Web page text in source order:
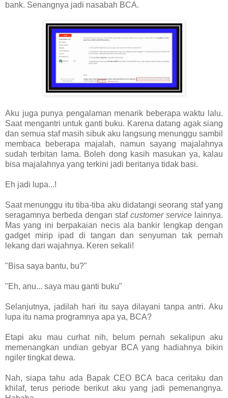
bank. Senangnya jadi nasabah BCA.
Aku juga punya pengalaman menarik beberapa waktu lalu.
Saat mengantri untuk ganti buku. Karena datang agak siang
dan semua staf masih sibuk aku langsung menunggu sambil
membaca beberapa majalah, namun sayang majalahnya
sudah terbitan lama. Boleh dong kasih masukan ya, kalau
bisa majalahnya yang terkini jadi beritanya tidak basi.
Eh jadi lupa...!
Saat menunggu itu tiba-tiba aku didatangi seorang staf yang
seragamnya berbeda dengan staf customer service lainnya.
Mas yang ini berpakaian necis ala bankir lengkap dengan
gadget mirip ipad di tangan dan senyuman tak pernah
lekang dari wajahnya. Keren sekali!
"Bisa saya bantu, bu?"
"Eh, anu... saya mau ganti buku"
Selanjutnya, jadilah hari itu saya dilayani tanpa antri. Aku
lupa itu nama programnya apa ya, BCA?
Etapi aku mau curhat nih, belum pernah sekalipun aku
memenangkan undian gebyar BCA yang hadiahnya bikin
ngiler tingkat dewa.
Nah, siapa tahu ada Bapak CEO BCA baca ceritaku dan
khilaf, terus periode berikut aku yang jadi pemenangnya.